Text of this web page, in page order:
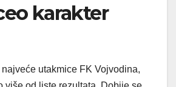
karakter
utakmice FK Vojvodina,